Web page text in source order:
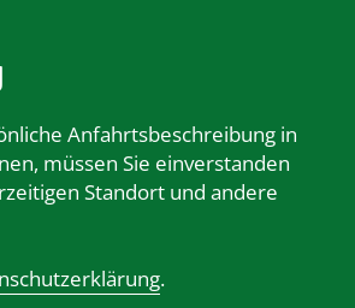
Anfahrtsbeschreibung in
müssen Sie einverstanden
Standort und andere
.